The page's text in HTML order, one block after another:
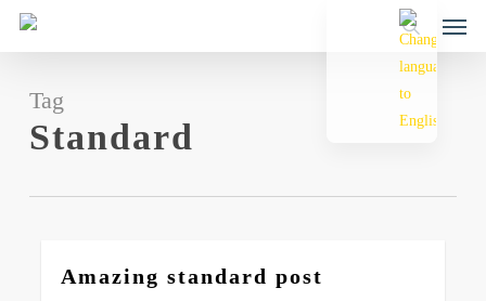
Skip
content
search
Menu
Tag
Standard
Amazing standard post
2724